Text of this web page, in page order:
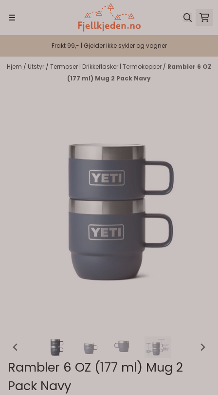
Frakt 99,- | Gjelder ikke sykler og vogner
Hjem / Utstyr / Termoser | Drikkeflasker | Termokopper / Rambler 6 OZ
(177 ml) Mug 2 Pack Navy
Rambler 6 OZ (177 ml) Mug 2
Pack Navy